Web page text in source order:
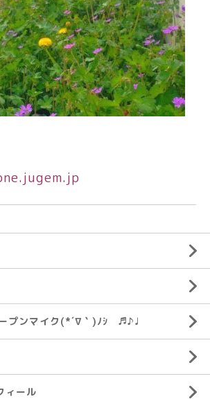
プンマイク(*´∇｀)ﾉｼ ♬♪♩
ィール